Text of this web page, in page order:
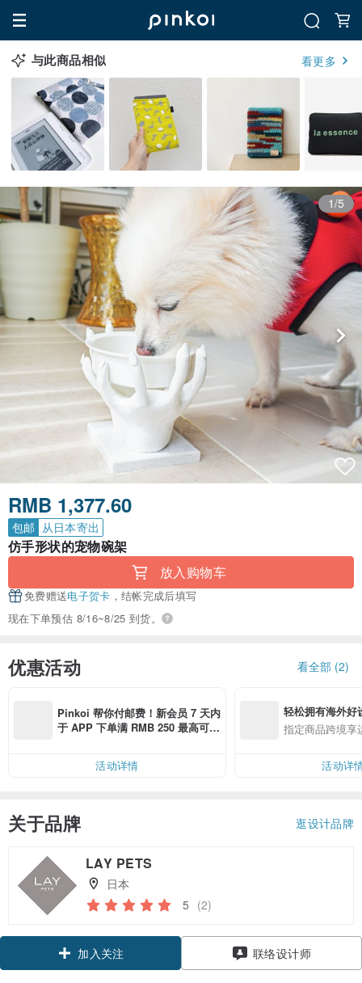
与此商品相似 看更多
1/5
RMB 1,377.60
包邮 从日本寄出
仿手形状的宠物碗架
放入购物车
免费赠送电子贺卡 ，结帐完成后填写
现在下单预估 8/16~8/25 到货。
优惠活动 看全部 (2)
Pinkoi 帮你付邮费！新会员 7 天内
于 APP 下单满 RMB 250 最高可折
活动详情
轻松拥有海外好
指定商品跨境享
活动详
关于品牌 逛设计品牌
LAY PETS
日本
5 (2)
加入关注 联络设计师